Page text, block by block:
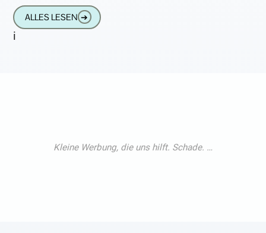
durften Zeuge sein. Wir trauen unseren
Augen kaum. Mit
ALLES LESEN ➔
i